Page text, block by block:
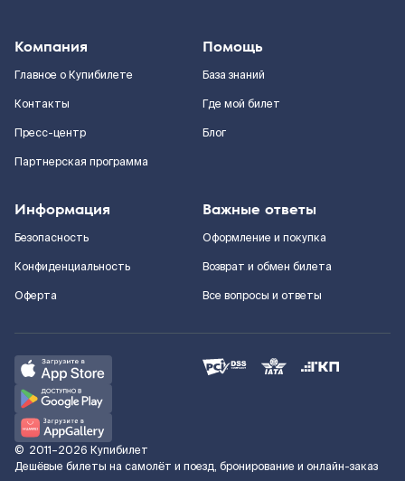
Компания
Главное о Купибилете
Контакты
Пресс-центр
Партнерская программа
Помощь
База знаний
Где мой билет
Блог
Информация
Безопасность
Конфиденциальность
Оферта
Важные ответы
Оформление и покупка
Возврат и обмен билета
Все вопросы и ответы
© 2011–2026 Купибилет
Дешёвые билеты на самолёт и поезд, бронирование и онлайн-заказ